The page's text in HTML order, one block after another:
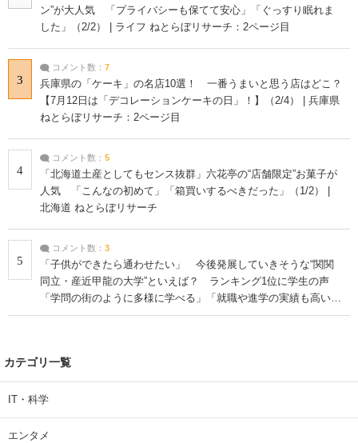
ン”が大人気 「プライバシーも保てて安心」「ぐっすり眠れま
した」（2/2） | ライフ ねとらぼリサーチ：2ページ目
3
コメント数： 7
兵庫県の「ケーキ」の名店10選！ 一番うまいと思う店はどこ？
【7月12日は「デコレーションケーキの日」！】（2/4） | 兵庫県
ねとらぼリサーチ：2ページ目
4
コメント数： 5
「北海道土産としてもセンス抜群」六花亭の“店舗限定”お菓子が
人気 「こんなの初めて」「箱買いするべきだった」（1/2） |
北海道 ねとらぼリサーチ
5
コメント数： 3
「子供ができたら通わせたい」 今後発展していきそうな“関関
同立・産近甲龍の大学”といえば？ ランキング1位に学生の声
「学問の街のように多様に学べる」「就職や進学の実績も高い」
| 大学 ねとらぼリサーチ
カテゴリ一覧
IT・科学
エンタメ